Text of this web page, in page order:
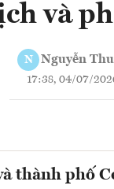
và
N Nguyễn
17:38, 04/07/
thành phố